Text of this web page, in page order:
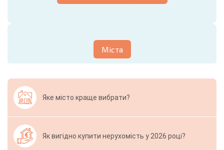
Міста
Яке місто краще вибрати?
Як вигідно купити нерухомість у 2026 році?